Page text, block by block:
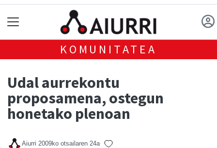
KOMUNITATEA
Udal aurrekontu
proposamena, ostegun
honetako plenoan
Aiurri 2009ko otsailaren 24a